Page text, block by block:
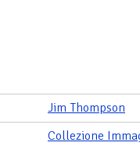
Jim Thompson
Collezione